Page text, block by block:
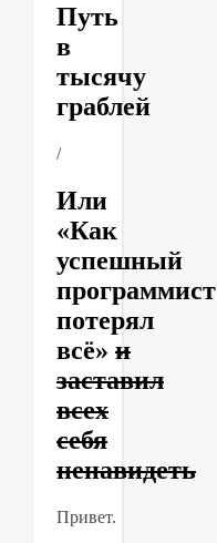
Путь
в
тысячу
граблей
/
Или
«Как
успешный
программист
потерял
всё» и
заставил
всех
себя
ненавидеть
Привет.